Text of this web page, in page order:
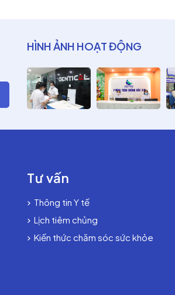
HÌNH ẢNH HOẠT ĐỘNG
Tư vấn
Thông tin Y tế
Lịch tiêm chủng
Kiến thức chăm sóc sức khỏe